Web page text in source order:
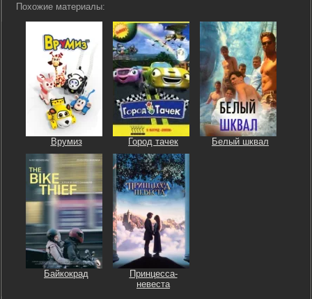
Похожие материалы:
Врумиз Город тачек Белый шквал
Байкокрад
Принцесса-
невеста